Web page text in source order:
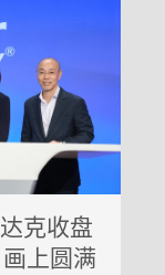
克收盘
上圆满